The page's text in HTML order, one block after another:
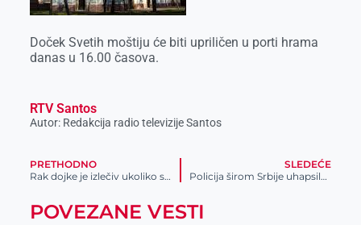
Doček Svetih moštiju će biti upriličen u porti hrama
danas u 16.00 časova.
RTV Santos
Autor: Redakcija radio televizije Santos
PRETHODNO
Rak dojke je izlečiv ukoliko se otkrije na vreme
SLEDEĆE
Policija širom Srbije uhapsila 22 lopova i više prevaranata
POVEZANE VESTI